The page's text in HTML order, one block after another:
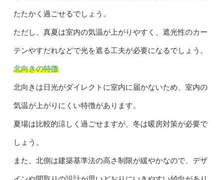
たたかく過ごせるでしょう。
ただし、真夏は室内の気温が上がりやすく、遮光性のカー
テンやすだれなどで光を遮る工夫が必要になるでしょう。
北向きの特徴
北向きは日光がダイレクトに室内に届かないため、室内の
気温が上がりにくい特徴があります。
夏場は比較的涼しく過ごせますが、冬は暖房対策が必要で
しょう。
また、北側は建築基準法の高さ制限が緩やかなので、デザ